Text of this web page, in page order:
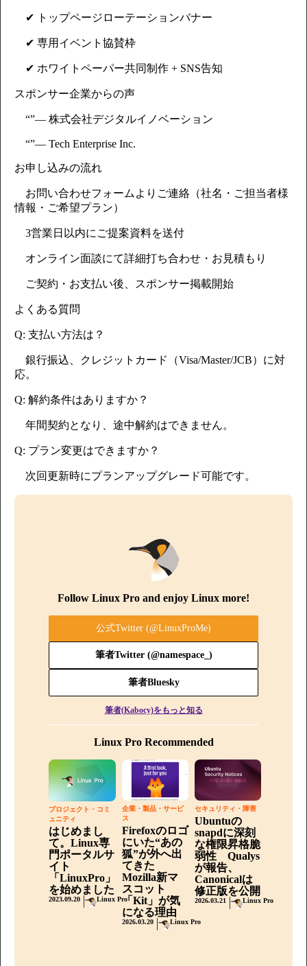
✔ トップページローテーションバナー
✔ 専用イベント協賛枠
✔ ホワイトペーパー共同制作 + SNS告知
スポンサー企業からの声
“”— 株式会社デジタルイノベーション
“”— Tech Enterprise Inc.
お申し込みの流れ
お問い合わせフォームよりご連絡（社名・ご担当者様
情報・ご希望プラン）
3営業日以内にご提案資料を送付
オンライン面談にて詳細打ち合わせ・お見積もり
ご契約・お支払い後、スポンサー掲載開始
よくある質問
Q: 支払い方法は？
銀行振込、クレジットカード（Visa/Master/JCB）に対
応。
Q: 解約条件はありますか？
年間契約となり、途中解約はできません。
Q: プラン変更はできますか？
次回更新時にプランアップグレード可能です。
Follow Linux Pro and enjoy Linux more!
公式Twitter (@LinuxProMe)
筆者Twitter (@namespace_)
筆者Bluesky
筆者(Kabocy)をもっと知る
Linux Pro Recommended
プロジェクト・コミ
ュニティ
はじめまし
て。Linux専
門ポータルサ
イト
「LinuxPro」
を始めました
2023.09.20 Linux Pro
企業・製品・サービ
ス
Firefoxのロゴ
にいた“あの
狐”が外へ出
てきた
Mozilla新マ
スコット
「Kit」が気
になる理由
2026.03.20 Linux Pro
セキュリティ・障害
Ubuntuの
snapdに深刻
な権限昇格脆
弱性 Qualys
が報告、
Canonicalは
修正版を公開
2026.03.21 Linux Pro